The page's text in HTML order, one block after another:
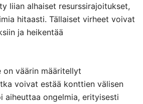
liian alhaiset resurssirajoitukset,
hitaasti. Tällaiset virheet voivat
ja heikentää
on väärin määritellyt
voivat estää konttien välisen
aiheuttaa ongelmia, erityisesti